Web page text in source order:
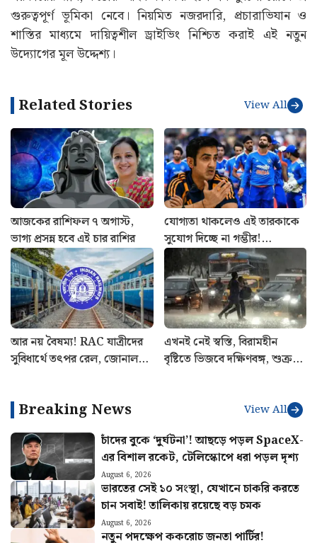
গুরুত্বপূর্ণ ভূমিকা নেবে। নিয়মিত নজরদারি, প্রচারাভিযান ও
শাস্তির মাধ্যমে দায়িত্বশীল ড্রাইভিং নিশ্চিত করাই এই নতুন
উদ্যোগের মূল উদ্দেশ্য।
Related Stories View All
আজকের রাশিফল ৭ অগাস্ট,
ভাগ্য প্রসন্ন হবে এই চার রাশির
যোগ্যতা থাকলেও এই তারকাকে
সুযোগ দিচ্ছে না গম্ভীর!
শ্রীলঙ্কাতেই ভারতের জার্সিতে
শেষ ম্যাচ খেলবেন এই
ক্রিকেটার?
আর নয় বৈষম্য! RAC যাত্রীদের
সুবিধার্থে তৎপর রেল, জোনাল
এখনই নেই স্বস্তি, বিরামহীন
বৃষ্টিতে ভিজবে দক্ষিণবঙ্গ, শুক্রবার
Breaking News View All
চাঁদের বুকে ‘দুর্ঘটনা’! আছড়ে পড়ল SpaceX-
এর বিশাল রকেট, টেলিস্কোপে ধরা পড়ল দৃশ্য
August 6, 2026
ভারতের সেই ১০ সংস্থা, যেখানে চাকরি করতে
চান সবাই! তালিকায় রয়েছে বড় চমক
August 6, 2026
নতুন পদক্ষেপ ককরোচ জনতা পার্টির!